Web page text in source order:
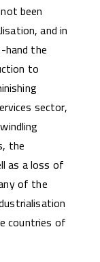
been
and in
the
to
sector,
the
as a loss of
of the
countries of